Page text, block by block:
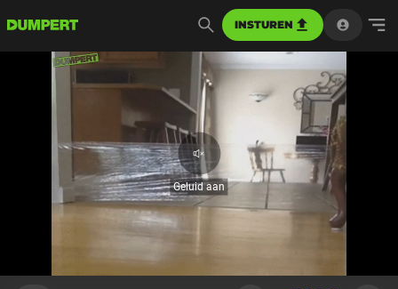
INSTUREN
Geluid
aan
Geluid aan